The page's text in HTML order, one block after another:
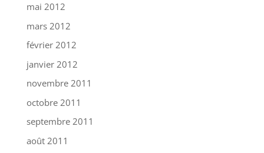
mai 2012
mars 2012
février 2012
janvier 2012
novembre 2011
octobre 2011
septembre 2011
août 2011